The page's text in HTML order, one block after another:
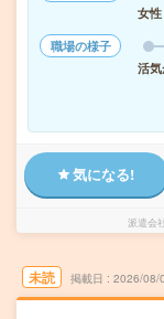
女性
職場の様子
活
気になる!
派遣会社
未読 掲載日 2026/08/